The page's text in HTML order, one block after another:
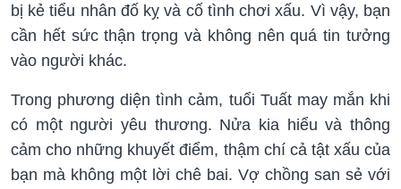
bị kẻ tiểu nhân đố kỵ và cố tình chơi xấu. Vì vậy, bạn
cần hết sức thận trọng và không nên quá tin tưởng
vào người khác.
Trong phương diện tình cảm, tuổi Tuất may mắn khi
có một người yêu thương. Nửa kia hiểu và thông
cảm cho những khuyết điểm, thậm chí cả tật xấu của
bạn mà không một lời chê bai. Vợ chồng san sẻ với